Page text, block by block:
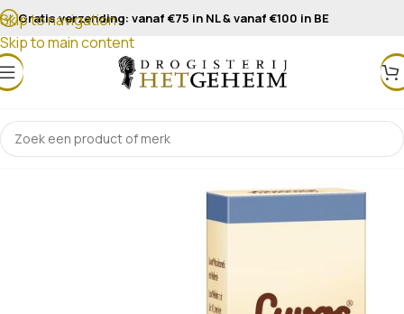
Skip to navigation
Skip to main content
Gratis verzending: vanaf €75 in NL & vanaf €100 in BE